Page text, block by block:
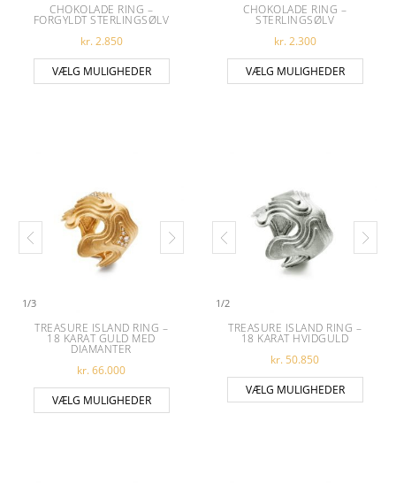
CHOKOLADE RING –
FORGYLDT STERLINGSØLV
kr.2.850
VÆLG MULIGHEDER
Dette vare har flere varianter.
CHOKOLADE RING –
STERLINGSØLV
kr.2.300
VÆLG MULIGHEDER
1/3
TREASURE ISLAND RING –
18 KARAT GULD MED
DIAMANTER
kr.66.000
VÆLG MULIGHEDER
Dette vare har flere varianter.
1/2
TREASURE ISLAND RING –
18 KARAT HVIDGULD
kr. 50.850
VÆLG MULIGHEDER